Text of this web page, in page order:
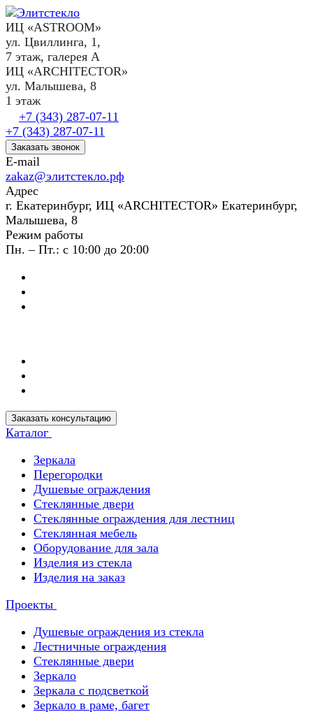
ИЦ «ASTROOM»
ул. Цвиллинга, 1,
7 этаж, галерея А
ИЦ «ARCHITECTOR»
ул. Малышева, 8
1 этаж
+7 (343) 287-07-11
+7 (343) 287-07-11
Заказать звонок
E-mail
zakaz@элитстекло.рф
Адрес
г. Екатеринбург, ИЦ «ARCHITECTOR» Екатеринбург,
Малышева, 8
Режим работы
Пн. – Пт.: с 10:00 до 20:00
Заказать консультацию
Каталог
Зеркала
Перегородки
Душевые ограждения
Стеклянные двери
Стеклянные ограждения для лестниц
Стеклянная мебель
Оборудование для зала
Изделия из стекла
Изделия на заказ
Проекты
Душевые ограждения из стекла
Лестничные ограждения
Стеклянные двери
Зеркало
Зеркала с подсветкой
Зеркало в раме, багет